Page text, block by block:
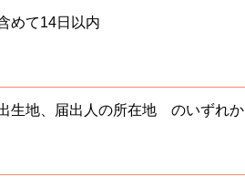
めて14日以内
生地、届出人の所在地 のいずれか